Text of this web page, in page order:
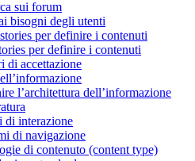
sui forum
bisogni degli utenti
per definire i contenuti
per definire i contenuti
di accettazione
l’architettura dell’informazione
di interazione
di navigazione
di contenuto (content type)